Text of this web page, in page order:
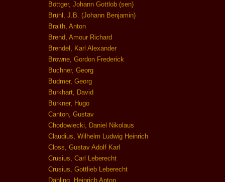
Böttger, Johann Gottlob (sen)
Brühl, J.B. (Johann Benjamin)
Braith, Anton
Brend, Amour Richard
Brendel, Karl Alexander
Browne, Gordon Frederick
Buchner, Georg
Budmer, Georg
Burkhart, David
Bürkner, Hugo
Canton, Gustav
Chodowiecki, Daniel Nikolaus
Claudius, Wilhelm Ludwig Heinrich
Closs, Gustav Adolf Karl
Crusius, Carl Leberecht
Crusius, Gottlieb Leberecht
Dähling, Heinrich Anton